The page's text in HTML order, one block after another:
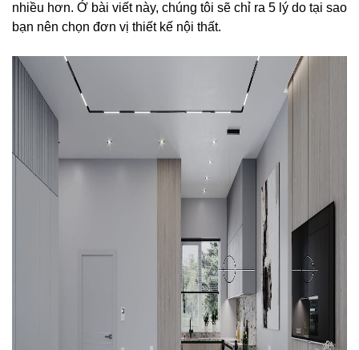
nhiều hơn. Ở bài viết này, chúng tôi sẽ chỉ ra 5 lý do tại sao
bạn nên chọn đơn vị thiết kế nội thất.